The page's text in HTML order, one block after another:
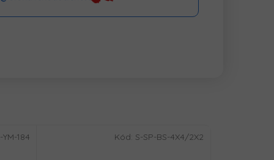
YM-184 Kód: S-SP-BS-4X4/2X2